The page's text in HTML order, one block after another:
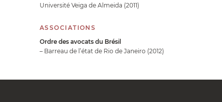
Université Veiga de Almeida (2011)
ASSOCIATIONS
Ordre des avocats du Brésil
– Barreau de l’état de Rio de Janeiro (2012)